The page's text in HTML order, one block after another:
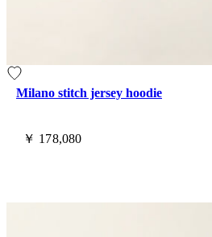
Milano stitch jersey hoodie
￥ 178,080